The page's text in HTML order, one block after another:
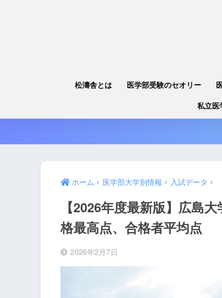
松濤舎とは 医学部受験のセオリー
私立医
ホーム 医学部大学別情報 入試データ
【2026年度最新版】広島
格最高点、合格者平均点
2026年2月7日